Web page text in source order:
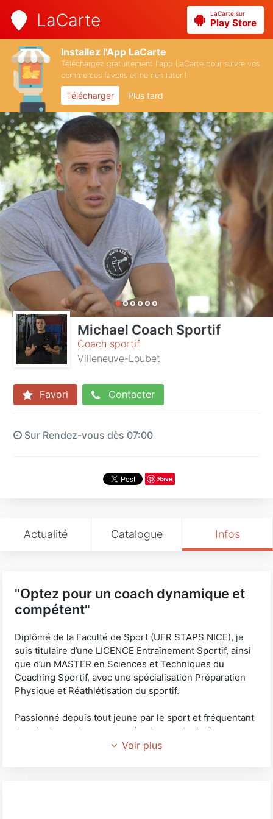
LaCarte LaCarte sur
Play Store
Installez l'App LaCarte
Téléchargez gratuitement l'app LaCarte pour suivre vos
commerces favoris et ne rien rater !
Télécharger Plus tard
Michael Coach Sportif
Coach sportif
Villeneuve-Loubet
Favori Contacter
Sur Rendez-vous dès 07:00
Save
Actualité Catalogue Infos
"Optez pour un coach dynamique et
compétent"
Diplômé de la Faculté de Sport (UFR STAPS NICE), je
suis titulaire d’une LICENCE Entraînement Sportif, ainsi
que d’un MASTER en Sciences et Techniques du
Coaching Sportif, avec une spécialisation Préparation
Physique et Réathlétisation du sportif.
Passionné depuis tout jeune par le sport et fréquentant
depuis de nombreuses années le monde du fitness et
de la performance, c’est tout naturellement que je me
Voir plus